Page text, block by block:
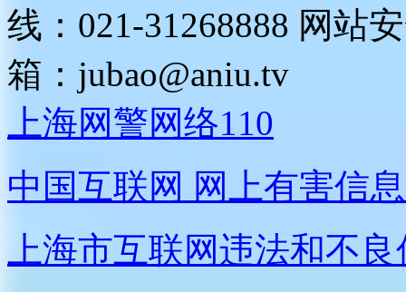
线：021-31268888 网站
箱： jubao@aniu.tv
上海网警网络110
中国互联网 网上有害信
上海市互联网违法和不